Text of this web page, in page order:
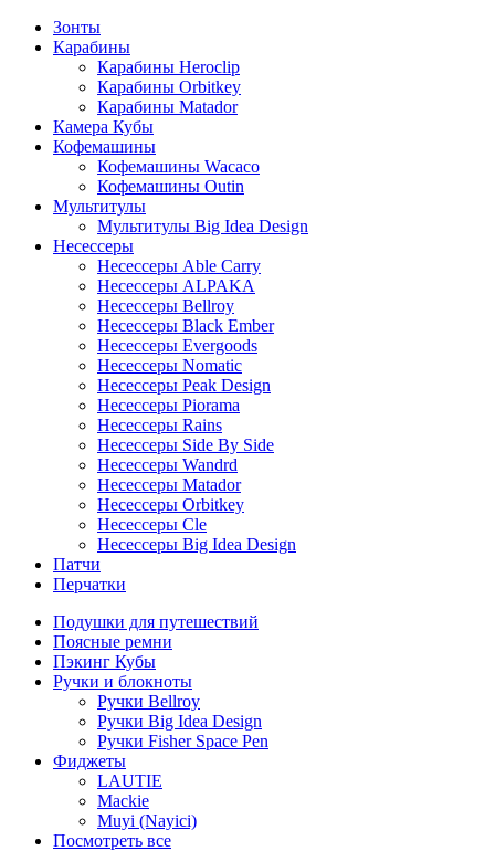
Зонты
Карабины
Карабины Heroclip
Карабины Orbitkey
Карабины Matador
Камера Кубы
Кофемашины
Кофемашины Wacaco
Кофемашины Outin
Мультитулы
Мультитулы Big Idea Design
Несессеры
Несессеры Able Carry
Несессеры ALPAKA
Несессеры Bellroy
Несессеры Black Ember
Несессеры Evergoods
Несессеры Nomatic
Несессеры Peak Design
Несессеры Piorama
Несессеры Rains
Несессеры Side By Side
Несессеры Wandrd
Несессеры Matador
Несессеры Orbitkey
Несессеры Cle
Несессеры Big Idea Design
Патчи
Перчатки
Подушки для путешествий
Поясные ремни
Пэкинг Кубы
Ручки и блокноты
Ручки Bellroy
Ручки Big Idea Design
Ручки Fisher Space Pen
Фиджеты
LAUTIE
Mackie
Muyi (Nayici)
Посмотреть все